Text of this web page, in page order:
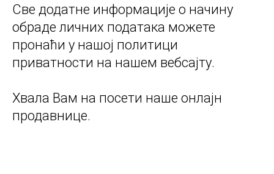
Све додатне информације о начину
обраде личних података можете
пронаћи у нашој политици
приватности на нашем вебсајту.
Хвала Вам на посети наше онлајн
продавнице.